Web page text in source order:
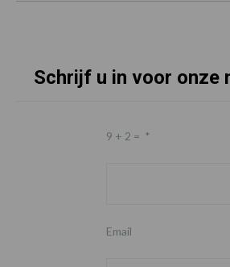
Schrijf u in voor onze
9 + 2 = *
Email